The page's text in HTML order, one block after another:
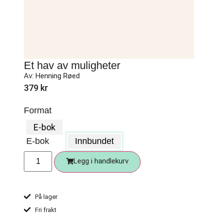
Et hav av muligheter
Av: Henning Røed
379 kr
Format
E-bok
E-bok Innbundet
Legg i handlekurv
På lager
Fri frakt